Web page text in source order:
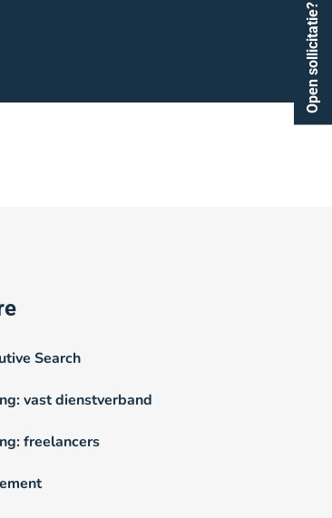
Open sollicitatie?
Search
vast dienstverband
freelancers